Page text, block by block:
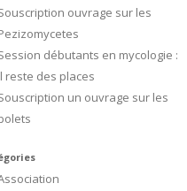
ouvrage sur les
débutants en mycologie :
reste des places
un ouvrage sur les